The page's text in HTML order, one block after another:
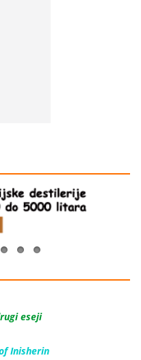
eseji
Inisherin